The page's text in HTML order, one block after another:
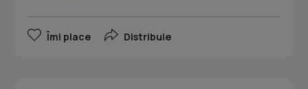
Îmi place Distribuie